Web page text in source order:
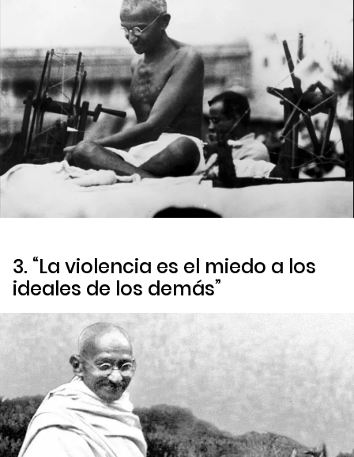
3. “La violencia es el miedo a los
ideales de los demás”